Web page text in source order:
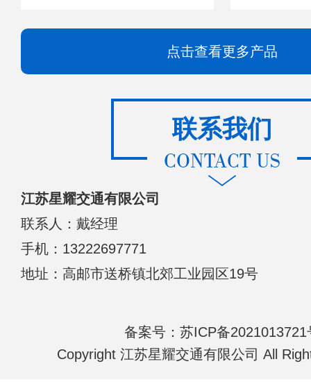
点击查看更多产品
联系我们
CONTACT US
江苏星耀交通有限公司
联系人：戴经理
手机：13222697771
地址：高邮市送桥镇北郊工业园区19号
备案号： 苏ICP备2021013721
Copyright 江苏星耀交通有限公司 All